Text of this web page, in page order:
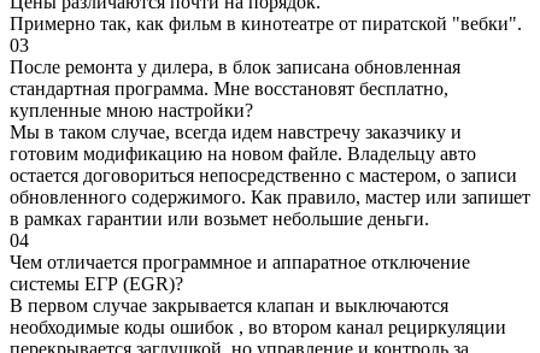
Примерно так, как фильм в кинотеатре от пиратской "вебки".
03
После ремонта у дилера, в блок записана обновленная
стандартная программа. Мне восстановят бесплатно,
купленные мною настройки?
Мы в таком случае, всегда идем навстречу заказчику и
готовим модификацию на новом файле. Владельцу авто
остается договориться непосредственно с мастером, о записи
обновленного содержимого. Как правило, мастер или запишет
в рамках гарантии или возьмет небольшие деньги.
04
Чем отличается программное и аппаратное отключение
системы ЕГР (EGR)?
В первом случае закрывается клапан и выключаются
необходимые коды ошибок , во втором канал рециркуляции
перекрывается заглушкой, но управление и контроль за